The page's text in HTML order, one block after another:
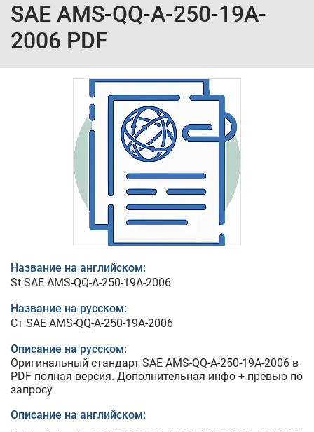
SAE AMS-QQ-A-250-19A-
2006 PDF
Название на английском:
St SAE AMS-QQ-A-250-19A-2006
Название на русском:
Ст SAE AMS-QQ-A-250-19A-2006
Описание на русском:
Оригинальный стандарт SAE AMS-QQ-A-250-19A-2006 в
PDF полная версия. Дополнительная инфо + превью по
запросу
Описание на английском: